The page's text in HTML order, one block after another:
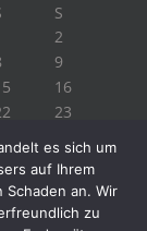
S
2
9
16
23
es sich um
auf Ihrem
an. Wir
zu